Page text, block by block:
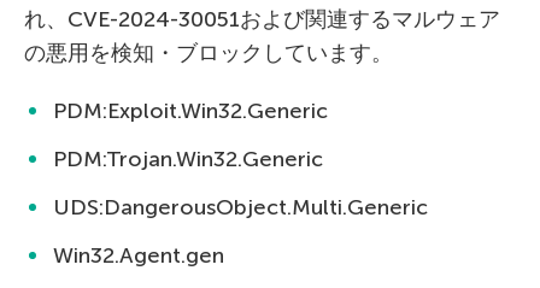
れ、CVE-2024-30051および関連するマルウェア
の悪用を検知・ブロックしています。
PDM:Exploit.Win32.Generic
PDM:Trojan.Win32.Generic
UDS:DangerousObject.Multi.Generic
Win32.Agent.gen